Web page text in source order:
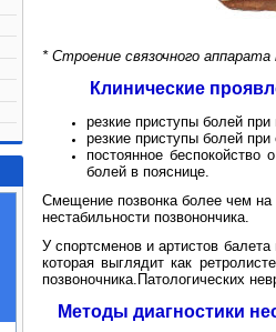
* Строение связочного аппарата
Клинические
резкие приступы болей
резкие приступы болей
постоянное
болей в пояснице.
Смещение позвонка более чем
нестабильности позвонончика.
У спортсменов и артистов
которая выглядит как
позвоночника.Патологических
Методы диагностики